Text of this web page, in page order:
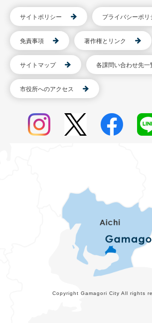
サイトポリシー プライバシーポリ
免責事項 著作権とリンク
サイトマップ 各課問い合わせ先一
市役所へのアクセス
Copyright Gamagori City All rights